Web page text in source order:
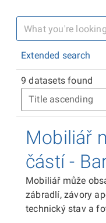
Extended search
9 datasets found
Mobiliář
částí -
Mobiliář může
zábradlí, závory
technický stav a